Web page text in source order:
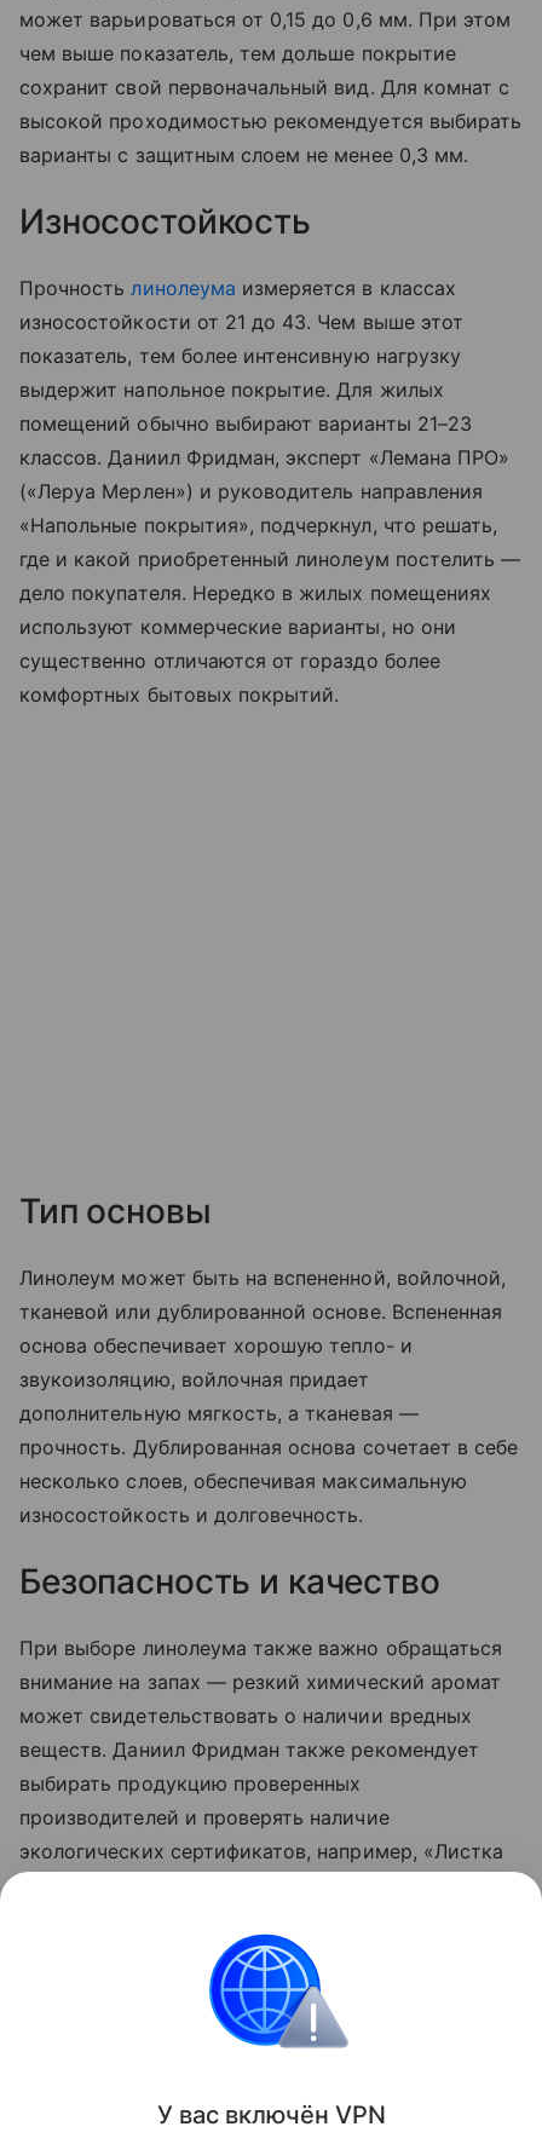
может варьироваться от 0,15 до 0,6 мм. При этом
чем выше показатель, тем дольше покрытие
сохранит свой первоначальный вид. Для комнат с
высокой проходимостью рекомендуется выбирать
варианты с защитным слоем не менее 0,3 мм.
Износостойкость
Прочностьлинолеума измеряется в классах
износостойкости от 21 до 43. Чем выше этот
показатель, тем более интенсивную нагрузку
выдержит напольное покрытие. Для жилых
помещений обычно выбирают варианты 21–23
классов. Даниил Фридман, эксперт «Лемана ПРО»
(«Леруа Мерлен») и руководитель направления
«Напольные покрытия», подчеркнул, что решать,
где и какой приобретенный линолеум постелить —
дело покупателя. Нередко в жилых помещениях
используют коммерческие варианты, но они
существенно отличаются от гораздо более
комфортных бытовых покрытий.
Тип основы
Линолеум может быть на вспененной, войлочной,
тканевой или дублированной основе. Вспененная
основа обеспечивает хорошую тепло- и
звукоизоляцию, войлочная придает
дополнительную мягкость, а тканевая —
прочность. Дублированная основа сочетает в себе
несколько слоев, обеспечивая максимальную
износостойкость и долговечность.
Безопасность и качество
При выборе линолеума также важно обращаться
внимание на запах — резкий химический аромат
может свидетельствовать о наличии вредных
веществ. Даниил Фридман также рекомендует
выбирать продукцию проверенных
производителей и проверять наличие
экологических сертификатов, например, «Листка
качественное покрытие имеет ровную
поверхность без дефектов и четкий рисунок.
У вас включён VPN